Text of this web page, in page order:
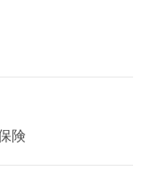
険